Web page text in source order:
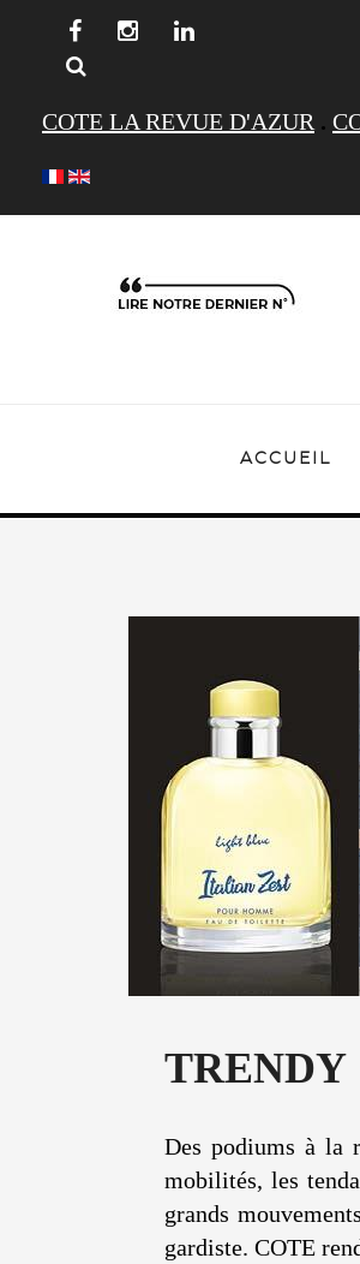
COTE LA REVUE D'AZUR .
ACCUEIL
TRENDY
Des podiums à la
mobilités, les
grands
gardiste. COTE